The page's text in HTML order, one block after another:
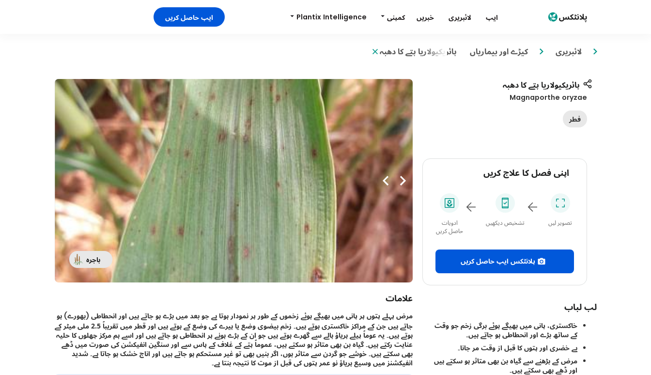
ایپ لائبریری خبریں کمپنی Plantix Intelligence ایپ حاصل کریں
لائبریری کیڑے اور بیماریاں پائریکیولاریا پتے کا دھبہ
پائریکیولاریا پتے کا دھبہ
Magnaporthe oryzae
فطر
اپنی فصل کا علاج کریں
تصویر لیں تشخیص دیکھیں
ادویات
حاصل کریں
پلانٹکس ایپ حاصل کریں
لب لباب
خاکستری، پانی میں بھیگے ہوئے برگی زخم جو وقت
کے ساتھ بڑے اور انحطاطی ہو جاتے ہیں۔
بے خضری اور پتوں کا قبل از وقت مر جانا۔
مرض کے بڑھنے سے گیاہ بن بھی متاثر ہو سکتے ہیں
اور ڈھے بھی سکتے ہیں۔
باجرہ
علامات
مرض پہلے پتوں پر پانی میں بھیگے ہوئے زخموں کے طور پر نمودار ہوتا ہے جو بعد میں بڑے ہو جاتے ہیں اور انحطاطی (بھورے) ہو
جاتے ہیں جن کے مراکز خاکستری ہوتے ہیں۔ زخم بیضوی وضع یا ہیرے کی وضع کے ہوتے ہیں اور قطر میں تقریباً 2.5 ملی میٹر کے
ہوتے ہیں۔ یہ عوماً پیلے ہریاؤ ہالے سے گھرے ہوتے ہیں جو ان کے بڑے ہونے پر انحطاطی ہو جاتے ہیں اور اسے ہم مرکز چھلوں کا حلیہ
عنایت رکتے ہیں۔ گیاہ بن بھی متاثر ہو سکتے ہیں، عموماً پتے کے غلاف کے پاس سے اور سنگین انفیکشن کی صورت میں ڈھے
بھی سکتے ہیں۔ خوشے جو گردن سے متاثر ہوں، اگر بنیں بھی تو غیر مستحکم ہو جاتے ہیں اور اناج خشک ہو جاتا ہے۔ شدید
انفیکشنز میں وسیع ہریاؤ نو عمر پتوں کی قبل از موت کا نتیجہ بنتا ہے۔